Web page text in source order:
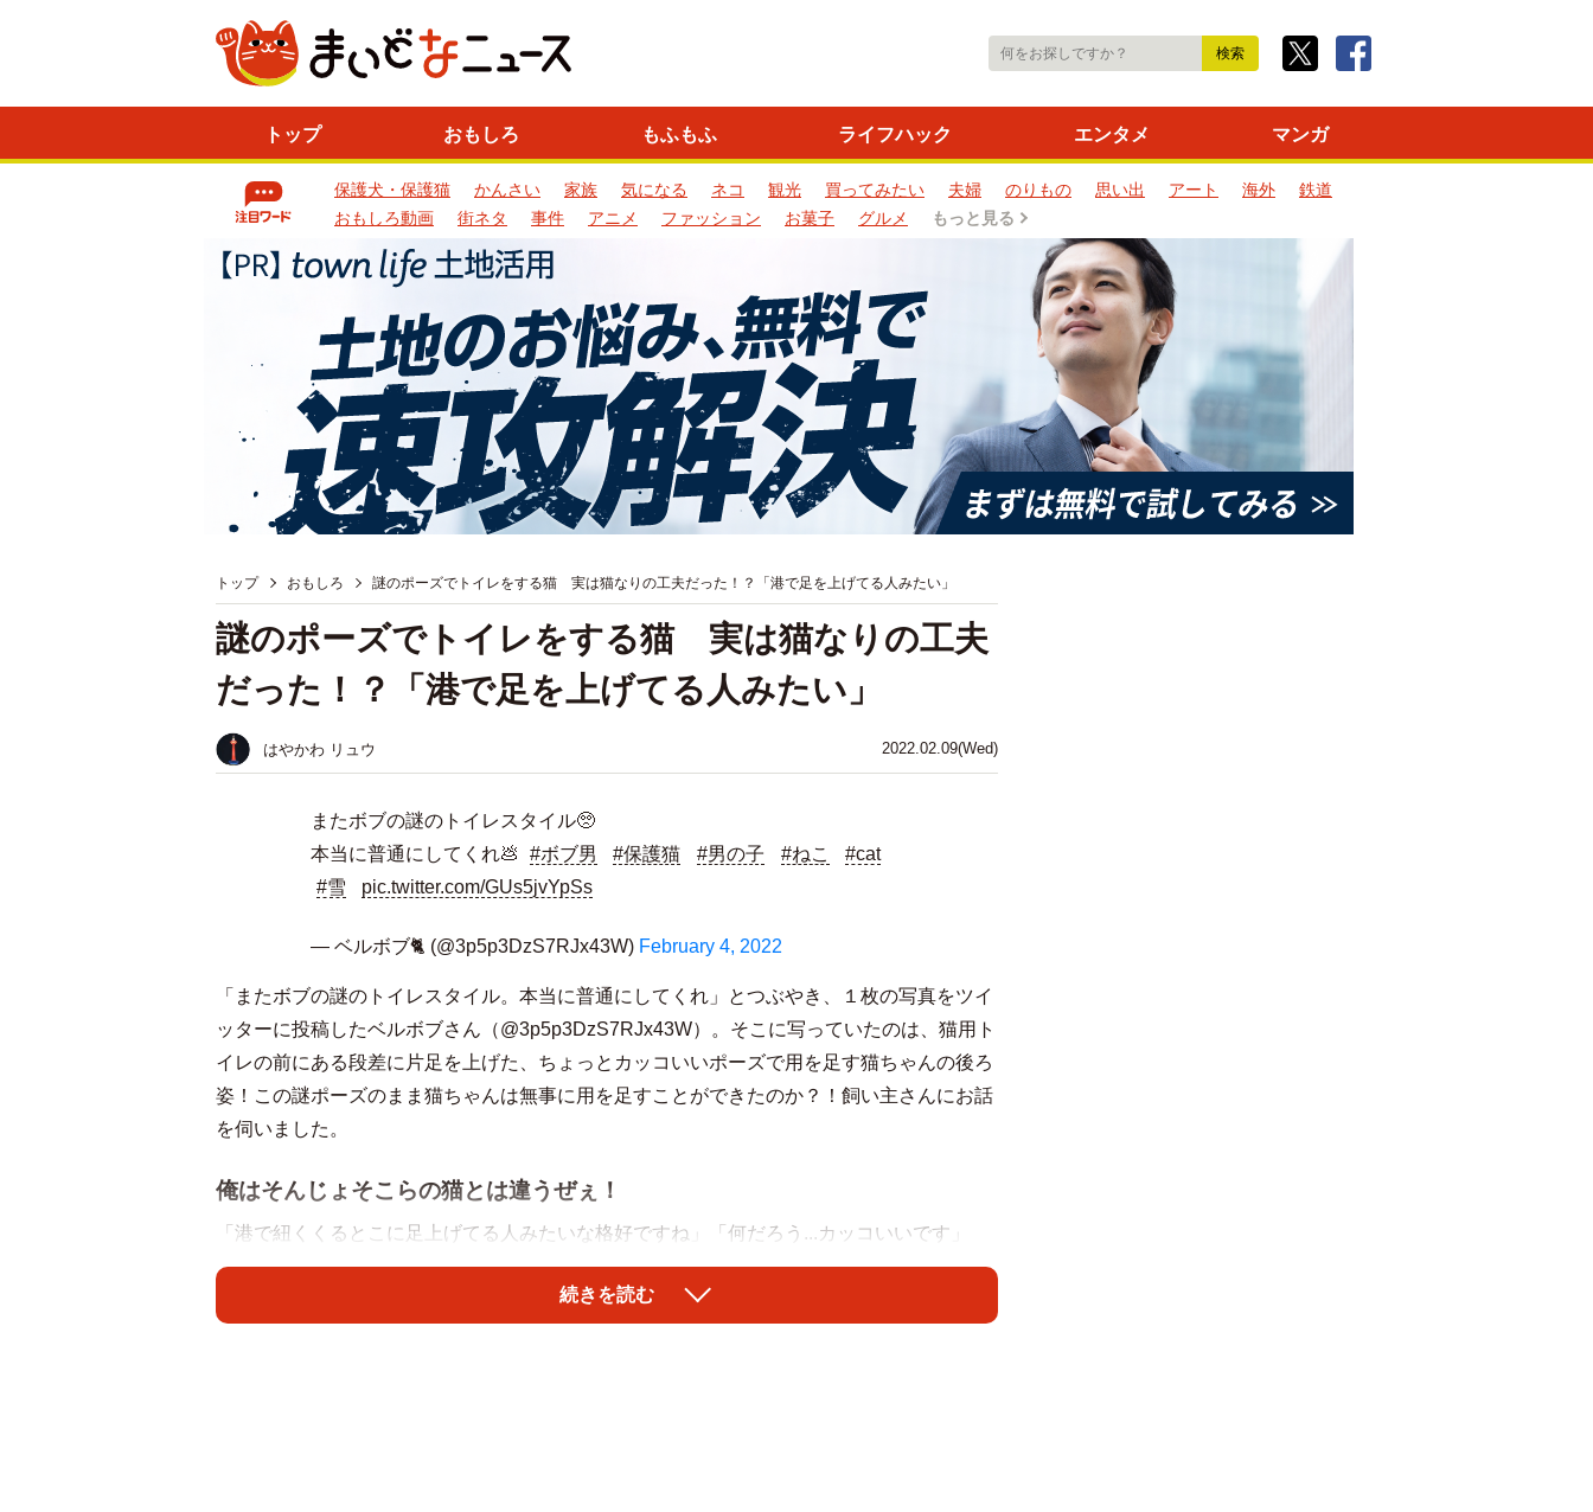
トップ おもしろ もふもふ ライフハック エンタメ マンガ
保護犬・保護猫 かんさい 家族 気になる ネコ 観光 買ってみたい 夫婦 のりもの 思い出 アート 海外
鉄道
おもしろ動画
街ネタ 事件 アニメ ファッション お菓子 グルメ もっと見る
トップ おもしろ 謎のポーズでトイレをする猫 実は猫なりの工夫だった！？「港で足を上げてる人みたい」
2022.02.09(Wed)
謎のポーズでトイレをする猫 実は猫なりの工夫
だった！？「港で足を上げてる人みたい」
はやかわ リュウ
またボブの謎のトイレスタイル🥺
本当に普通にしてくれ💩
#ボブ男 #保護猫 #男の子 #ねこ
#cat
#雪
pic.twitter.com/GUs5jvYpSs
— ベルボブ🐈 (@3p5p3DzS7RJx43W) February 4, 2022
「またボブの謎のトイレスタイル。本当に普通にしてくれ」とつぶやき、１枚の写真をツイ
ッターに投稿したベルボブさん（@3p5p3DzS7RJx43W）。そこに写っていたのは、猫用ト
イレの前にある段差に片足を上げた、ちょっとカッコいいポーズで用を足す猫ちゃんの後ろ
姿！この謎ポーズのまま猫ちゃんは無事に用を足すことができたのか？！飼い主さんにお話
を伺いました。
俺はそんじょそこらの猫とは違うぜぇ！
「港で紐くくるとこに足上げてる人みたいな格好ですね」「何だろう...カッコいいです」
と、絶賛のリプライも寄せられていた猫ちゃんは、ボブくん。１歳８カ月になる保護猫の男
続きを読む